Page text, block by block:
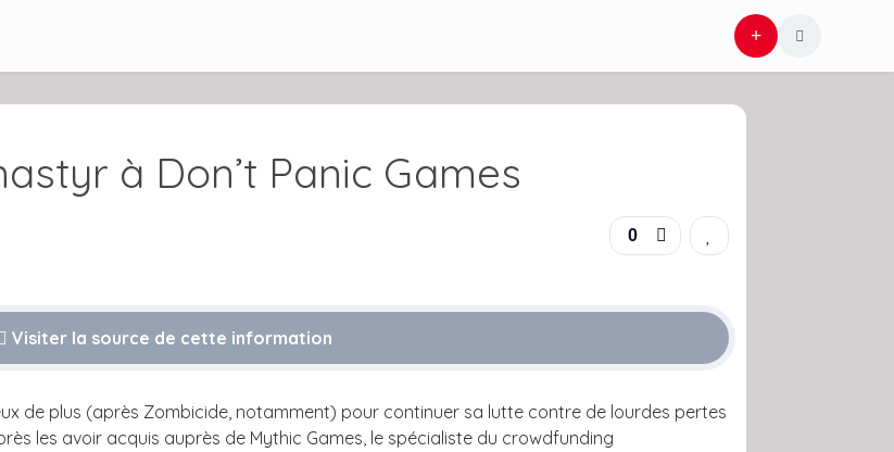
à Don’t Panic Games
0
Visiter la source de cette information
de plus (après Zombicide, notamment) pour continuer sa lutte contre de lourdes pertes
les avoir acquis auprès de Mythic Games, le spécialiste du crowdfunding